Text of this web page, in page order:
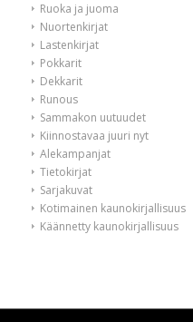
Ruoka ja juoma
Nuortenkirjat
Lastenkirjat
Pokkarit
Dekkarit
Runous
Sammakon uutuudet
Kiinnostavaa juuri nyt
Alekampanjat
Tietokirjat
Sarjakuvat
Kotimainen kaunokirjallisuus
Käännetty kaunokirjallisuus